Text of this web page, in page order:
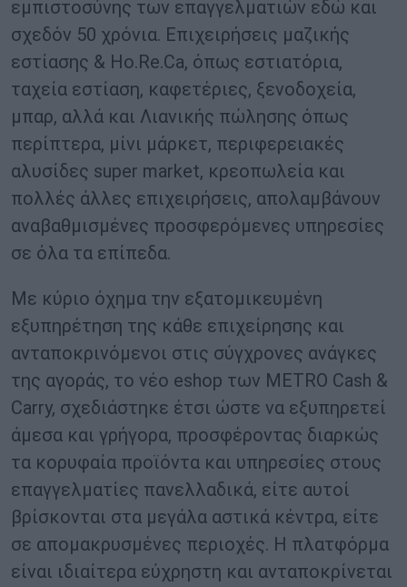
εμπιστοσύνης των επαγγελματιών εδώ και
σχεδόν 50 χρόνια. Επιχειρήσεις μαζικής
εστίασης & Ho.Re.Ca, όπως εστιατόρια,
ταχεία εστίαση, καφετέριες, ξενοδοχεία,
μπαρ, αλλά και Λιανικής πώλησης όπως
περίπτερα, μίνι μάρκετ, περιφερειακές
αλυσίδες super market, κρεοπωλεία και
πολλές άλλες επιχειρήσεις, απολαμβάνουν
αναβαθμισμένες προσφερόμενες υπηρεσίες
σε όλα τα επίπεδα.
Με κύριο όχημα την εξατομικευμένη
εξυπηρέτηση της κάθε επιχείρησης και
ανταποκρινόμενοι στις σύγχρονες ανάγκες
της αγοράς, το νέο eshop των METRO Cash &
Carry, σχεδιάστηκε έτσι ώστε να εξυπηρετεί
άμεσα και γρήγορα, προσφέροντας διαρκώς
τα κορυφαία προϊόντα και υπηρεσίες στους
επαγγελματίες πανελλαδικά, είτε αυτοί
βρίσκονται στα μεγάλα αστικά κέντρα, είτε
σε απομακρυσμένες περιοχές. Η πλατφόρμα
είναι ιδιαίτερα εύχρηστη και ανταποκρίνεται